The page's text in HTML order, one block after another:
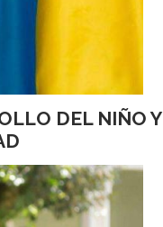
DEL NIÑO Y